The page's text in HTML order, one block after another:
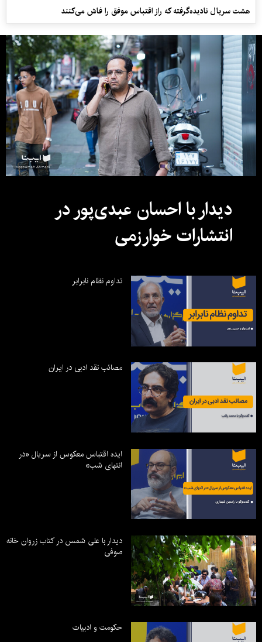
هشت سریال نادیده‌گرفته که راز اقتباس موفق را فاش می‌کنند
دیدار با احسان عبدی‌پور در
انتشارات خوارزمی
تداوم نظام نابرابر
مصائب نقد ادبی در ایران
ایده اقتباس معکوس از سریال «در
انتهای شب»
دیدار با علی شمس در کتاب زروان خانه
صوفی
حکومت و ادبیات